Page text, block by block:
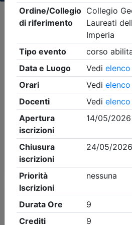
Criteri di ricerca applicati:
- Tipo Ordine/collegio:
Imperia - Eventi in
Precedente 1
Nessun risultato per i
Esito della ricerca eventi